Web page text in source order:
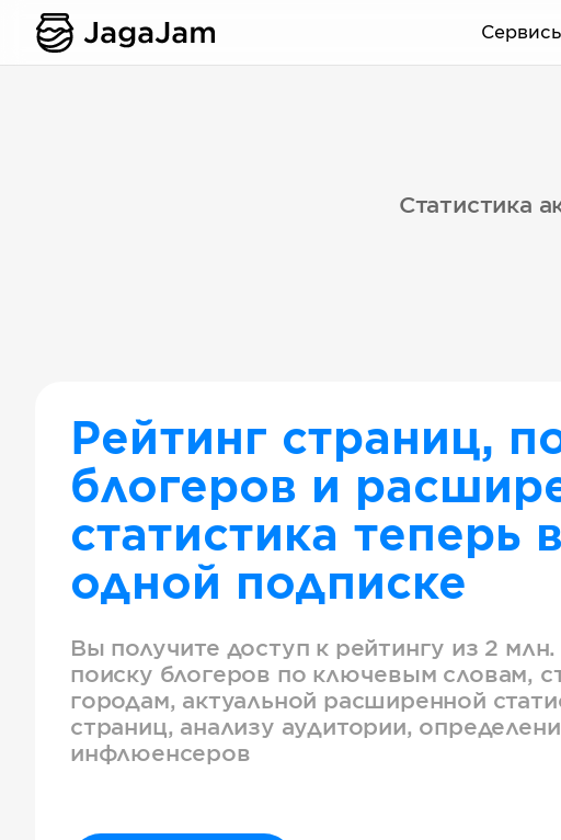
Статистика
Рейтинг страниц,
блогеров и
статистика теперь в
одной подписке
Вы получите доступ к рейтингу из 2 млн.
поиску блогеров по ключевым словам,
городам, актуальной расширенной
страниц, анализу аудитории,
инфлюенсеров